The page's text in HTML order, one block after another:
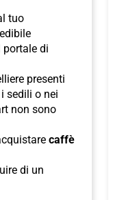
tuo
di
presenti
sedili o nei
non sono
caffè
di un